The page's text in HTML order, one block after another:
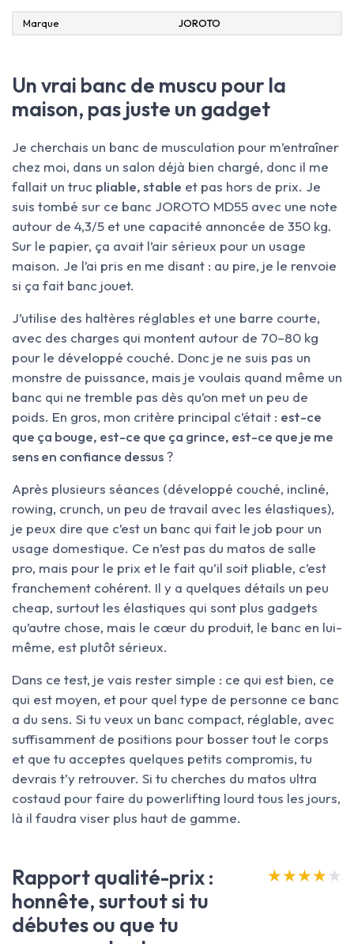
Marque ‎JOROTO
Un vrai banc de muscu pour la
maison, pas juste un gadget
Je cherchais un banc de musculation pour m’entraîner
chez moi, dans un salon déjà bien chargé, donc il me
fallait un truc pliable, stable et pas hors de prix. Je
suis tombé sur ce banc JOROTO MD55 avec une note
autour de 4,3/5 et une capacité annoncée de 350 kg.
Sur le papier, ça avait l’air sérieux pour un usage
maison. Je l’ai pris en me disant : au pire, je le renvoie
si ça fait banc jouet.
J’utilise des haltères réglables et une barre courte,
avec des charges qui montent autour de 70–80 kg
pour le développé couché. Donc je ne suis pas un
monstre de puissance, mais je voulais quand même un
banc qui ne tremble pas dès qu’on met un peu de
poids. En gros, mon critère principal c’était : est-ce
que ça bouge, est-ce que ça grince, est-ce que je me
sens en confiance dessus?
Après plusieurs séances (développé couché, incliné,
rowing, crunch, un peu de travail avec les élastiques),
je peux dire que c’est un banc qui fait le job pour un
usage domestique. Ce n’est pas du matos de salle
pro, mais pour le prix et le fait qu’il soit pliable, c’est
franchement cohérent. Il y a quelques détails un peu
cheap, surtout les élastiques qui sont plus gadgets
qu’autre chose, mais le cœur du produit, le banc en lui-
même, est plutôt sérieux.
Dans ce test, je vais rester simple : ce qui est bien, ce
qui est moyen, et pour quel type de personne ce banc
a du sens. Si tu veux un banc compact, réglable, avec
suffisamment de positions pour bosser tout le corps
et que tu acceptes quelques petits compromis, tu
devrais t’y retrouver. Si tu cherches du matos ultra
costaud pour faire du powerlifting lourd tous les jours,
là il faudra viser plus haut de gamme.
Rapport qualité-prix :
honnête, surtout si tu
débutes ou que tu
★★★★★
★★★★★